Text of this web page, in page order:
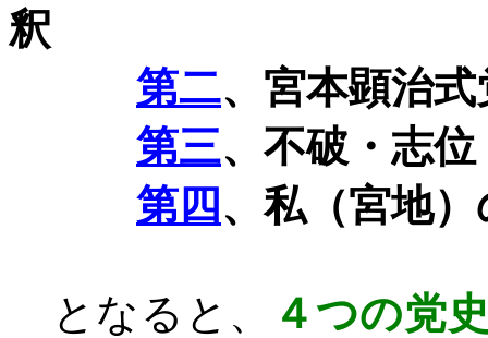
釈
第二、宮本顕治
第三、不破・志
第四 、私（宮地
となると、
４つの党